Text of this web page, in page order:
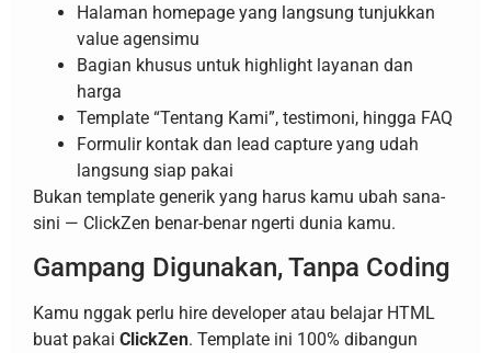
Halaman homepage yang langsung tunjukkan
value agensimu
Bagian khusus untuk highlight layanan dan
harga
Template “Tentang Kami”, testimoni, hingga FAQ
Formulir kontak dan lead capture yang udah
langsung siap pakai
Bukan template generik yang harus kamu ubah sana-
sini — ClickZen benar-benar ngerti dunia kamu.
Gampang Digunakan, Tanpa Coding
Kamu nggak perlu hire developer atau belajar HTML
buat pakai ClickZen. Template ini 100% dibangun